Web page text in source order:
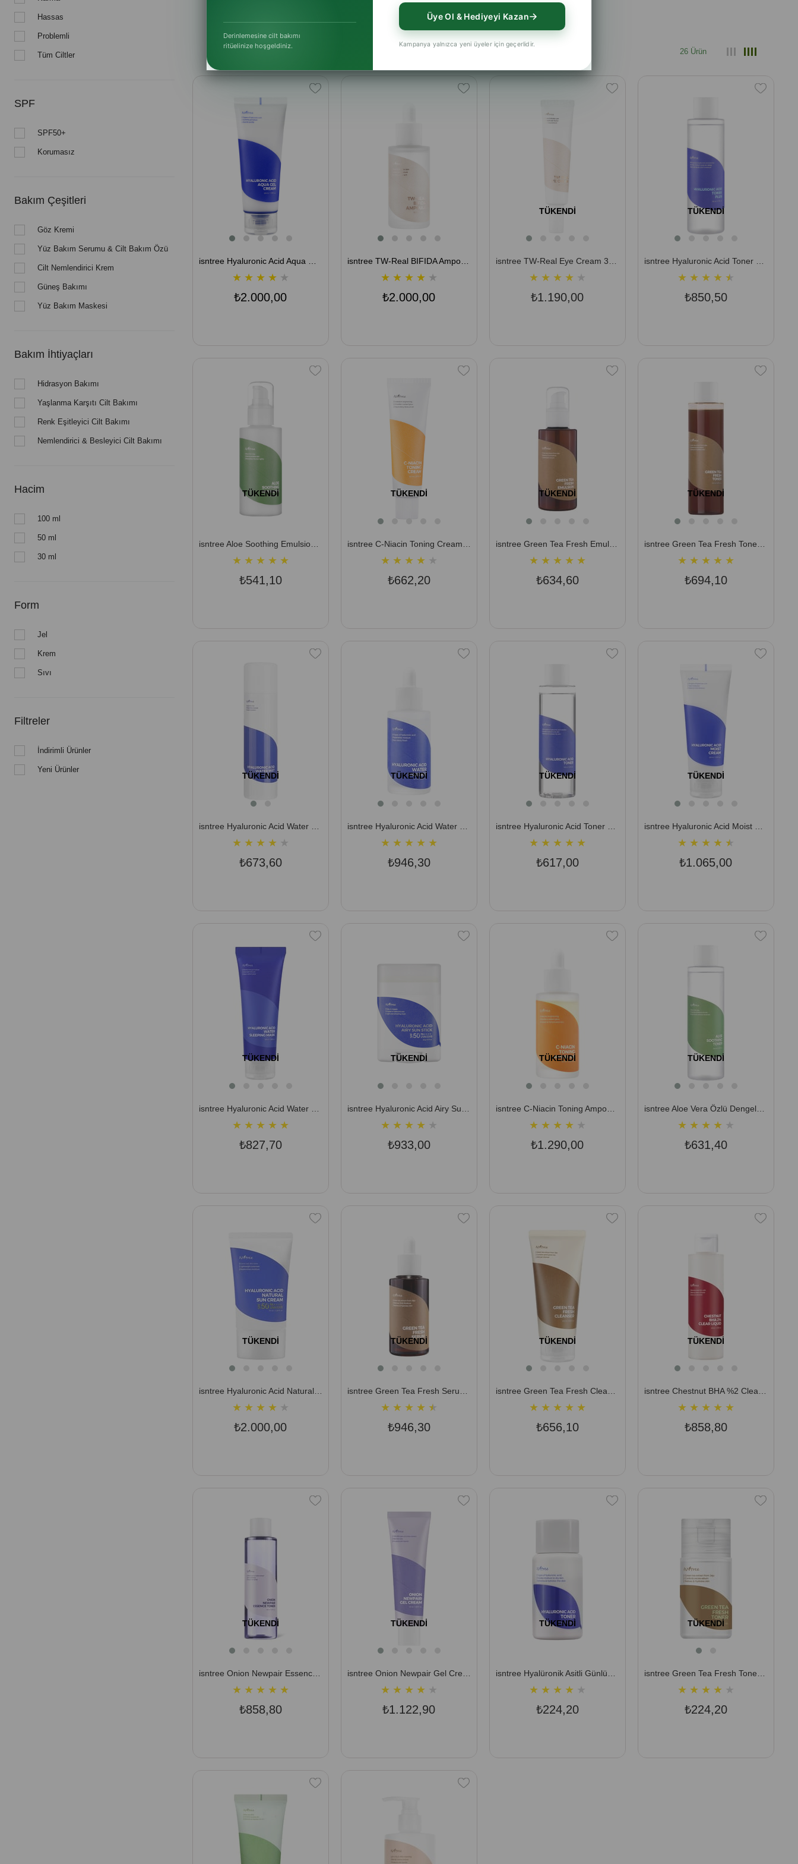
Hassas
Problemli
Tüm Ciltler
SPF
SPF50+
Korumasız
Bakım Çeşitleri
Göz Kremi
Yüz Bakım Serumu & Cilt Bakım Özü
Cilt Nemlendirici Krem
Güneş Bakımı
Yüz Bakım Maskesi
Bakım İhtiyaçları
Hidrasyon Bakımı
Yaşlanma Karşıtı Cilt Bakımı
Renk Eşitleyici Cilt Bakımı
Nemlendirici & Besleyici Cilt Bakımı
Hacim
100 ml
50 ml
30 ml
Form
Jel
Krem
Sıvı
Filtreler
İndirimli Ürünler
Yeni Ürünler
Seyahat boy hediye ve Club Puan kampanyası ile birleştirilebilir.
26 Ürün
isntree Hyaluronic Acid Aqua Gel Cream 100 ml (5 Tip Hyalüronik Asit İçeren Nemlendirici Krem)
★ ★ ★ ★ ★
₺2.000,00
isntree TW-Real BIFIDA Ampoule 50 ml (Cilt Tonu ve Kırışıklık Bakım Serumu, Esneklik Bakım Ampulü)
★ ★ ★ ★ ★
₺2.000,00
TÜKENDI
isntree TW-Real Eye Cream 30 ml (Aydınlatıcı ve Esneklik Arttırıcı Göz ve Ağız Çevresi Kremi)
★ ★ ★ ★ ★
₺1.190,00
TÜKENDI
isntree Hyaluronic Acid Toner Plus 200 ml (5 Tip Hyalüronik Asit İçeren Yoğun Kıvamlı Nem Kaynağı Tonik)
★ ★ ★ ★ ★
₺850,50
TÜKENDI
★ ★ ★ ★ ★
₺541,10
TÜKENDI
★ ★ ★ ★ ★
₺662,20
TÜKENDI
★ ★ ★ ★ ★
₺634,60
TÜKENDI
★ ★ ★ ★ ★
₺694,10
TÜKENDI
★ ★ ★ ★ ★
₺673,60
TÜKENDI
★ ★ ★ ★ ★
₺946,30
TÜKENDI
★ ★ ★ ★ ★
₺617,00
TÜKENDI
★ ★ ★ ★ ★
₺1.065,00
TÜKENDI
★ ★ ★ ★ ★
₺827,70
TÜKENDI
★ ★ ★ ★ ★
₺933,00
TÜKENDI
★ ★ ★ ★ ★
₺1.290,00
TÜKENDI
★ ★ ★ ★ ★
₺631,40
TÜKENDI
★ ★ ★ ★ ★
₺2.000,00
TÜKENDI
★ ★ ★ ★ ★
₺946,30
TÜKENDI
★ ★ ★ ★ ★
₺656,10
TÜKENDI
★ ★ ★ ★ ★
₺858,80
TÜKENDI
isntree Onion Newpair Essence Toner 200 ml (Leke Bakımı Sağlayan Yatıştırıcı Tonik)
★ ★ ★ ★ ★
₺858,80
TÜKENDI
isntree Onion Newpair Gel Cream 50 ml (Leke Bakımı Sağlayan Yatıştırıcı Krem)
★ ★ ★ ★ ★
₺1.122,90
TÜKENDI
isntree Hyalüronik Asitli Günlük Tonik - Mini Boy 20 ml
★ ★ ★ ★ ★
₺224,20
TÜKENDI
isntree Green Tea Fresh Toner (Yeşil Çaylı Tonik) 20 ML
★ ★ ★ ★ ★
₺224,20
Derinlemesine cilt bakımı
ritüelinize hoşgeldiniz.
Üye Ol & Hediyeyi Kazan
Kampanya yalnızca yeni üyeler için geçerlidir.